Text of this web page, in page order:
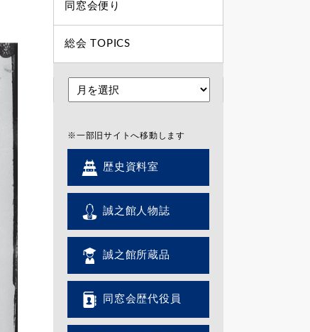
同窓会便り
総会 TOPICS
※一部旧サイトへ移動します
歴史資料室
誠之館人物誌
誠之館所蔵品
同窓会歴代役員